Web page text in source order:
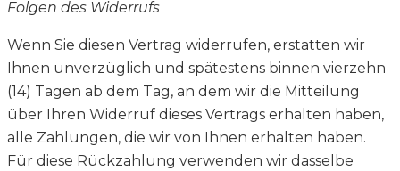
Folgen des Widerrufs
Wenn Sie diesen Vertrag widerrufen, erstatten wir
Ihnen unverzüglich und spätestens binnen vierzehn
(14) Tagen ab dem Tag, an dem wir die Mitteilung
über Ihren Widerruf dieses Vertrags erhalten haben,
alle Zahlungen, die wir von Ihnen erhalten haben.
Für diese Rückzahlung verwenden wir dasselbe